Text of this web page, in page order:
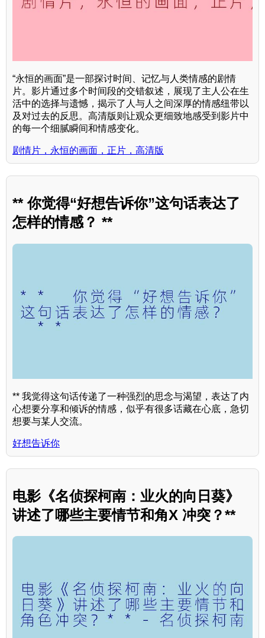
“永恒的画面”是一部探讨时间、记忆与人类情感的剧情
片。影片通过多个时间段的交错叙述，展现了主人公在生
活中的选择与遗憾，揭示了人与人之间深厚的情感纽带以
及对过去的反思。高清版则让观众更细致地感受到影片中
的每一个细腻瞬间和情感变化。
剧情片，永恒的画面，正片，高清版
** 你觉得“好想告诉你”这句话表达了
怎样的情感？ **
** 我觉得这句话传递了一种强烈的思念与渴望，表达了内
心想要分享和倾诉的情感，似乎有很多话藏在心底，急切
想要与某人交流。
好想告诉你
电影《名侦探柯南：业火的向日葵》
讲述了哪些主要情节和角X 冲突？**